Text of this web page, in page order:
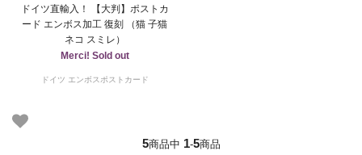
ドイツ直輸入！ 【大判】ポストカ
ード エンボス加工 復刻 （猫 子猫
ネコ スミレ）
Merci! Sold out
ドイツ エンボスポストカード
5商品中 1-5商品